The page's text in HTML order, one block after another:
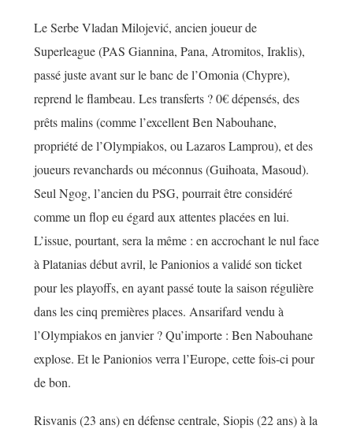
Le Serbe Vladan Milojević, ancien joueur de
Superleague (PAS Giannina, Pana, Atromitos, Iraklis),
passé juste avant sur le banc de l’Omonia (Chypre),
reprend le flambeau. Les transferts ? 0€ dépensés, des
prêts malins (comme l’excellent Ben Nabouhane,
propriété de l’Olympiakos, ou Lazaros Lamprou), et des
joueurs revanchards ou méconnus (Guihoata, Masoud).
Seul Ngog, l’ancien du PSG, pourrait être considéré
comme un flop eu égard aux attentes placées en lui.
L’issue, pourtant, sera la même : en accrochant le nul face
à Platanias début avril, le Panionios a validé son ticket
pour les playoffs, en ayant passé toute la saison régulière
dans les cinq premières places. Ansarifard vendu à
l’Olympiakos en janvier ? Qu’importe : Ben Nabouhane
explose. Et le Panionios verra l’Europe, cette fois-ci pour
de bon.
Risvanis (23 ans) en défense centrale, Siopis (22 ans) à la